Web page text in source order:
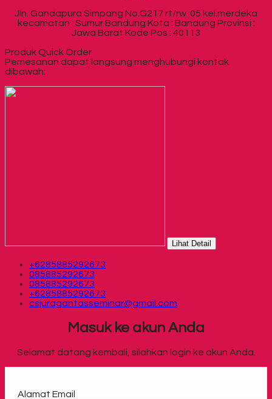
Jln. Gandapura Simpang No.G217 rt/rw :05 kel.merdeka
kecamatan : Sumur Bandung Kota : Bandung Provinsi :
Jawa Barat Kode Pos : 40113
Produk Quick Order
Pemesanan dapat langsung menghubungi kontak
dibawah:
Lihat Detail
+6285885292673
085885292673
085885292673
+6285885292673
csjuragantasseminar@gmail.com
Masuk ke akun Anda
Selamat datang kembali, silahkan login ke akun Anda.
Alamat Email